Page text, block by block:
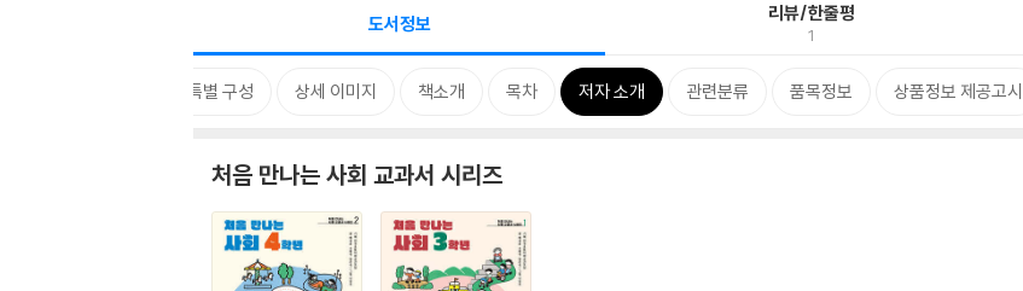
도서정보 리뷰/한줄평
1
특별 구성 상세 이미지 책소개 목차 저자 소개 관련분류 품목정보 상품정보 제공고시
처음 만나는 사회 교과서 시리즈